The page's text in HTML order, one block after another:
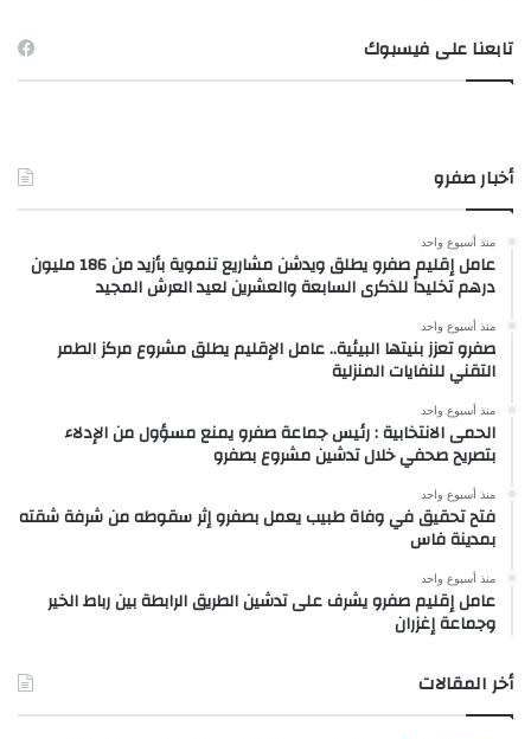
تابعنا على فيسبوك
أخبار صفرو
منذ أسبوع واحد
عامل إقليم صفرو يطلق ويدشن مشاريع تنموية بأزيد من 186 مليون
درهم تخليداً للذكرى السابعة والعشرين لعيد العرش المجيد
منذ أسبوع واحد
صفرو تعزز بنيتها البيئية.. عامل الإقليم يطلق مشروع مركز الطمر
التقني للنفايات المنزلية
منذ أسبوع واحد
الحمى الانتخابية : رئيس جماعة صفرو يمنع مسؤول من الإدلاء
بتصريح صحفي خلال تدشين مشروع بصفرو
منذ أسبوع واحد
فتح تحقيق في وفاة طبيب يعمل بصفرو إثر سقوطه من شرفة شقته
بمدينة فاس
منذ أسبوع واحد
عامل إقليم صفرو يشرف على تدشين الطريق الرابطة بين رباط الخير
وجماعة إغزران
أخر المقالات